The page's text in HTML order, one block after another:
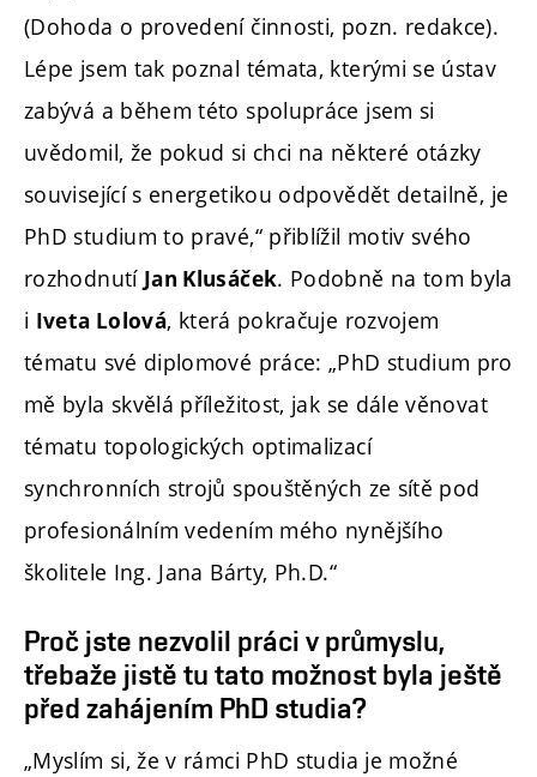
(Dohoda o provedení činnosti, pozn. redakce).
Lépe jsem tak poznal témata, kterými se ústav
zabývá a během této spolupráce jsem si
uvědomil, že pokud si chci na některé otázky
související s energetikou odpovědět detailně, je
PhD studium to pravé,“ přiblížil motiv svého
rozhodnutí Jan Klusáček. Podobně na tom byla
i Iveta Lolová, která pokračuje rozvojem
tématu své diplomové práce: „PhD studium pro
mě byla skvělá příležitost, jak se dále věnovat
tématu topologických optimalizací
synchronních strojů spouštěných ze sítě pod
profesionálním vedením mého nynějšího
školitele Ing. Jana Bárty, Ph.D.“
Proč jste nezvolil práci v průmyslu,
třebaže jistě tu tato možnost byla ještě
před zahájením PhD studia?
„Myslím si, že v rámci PhD studia je možné